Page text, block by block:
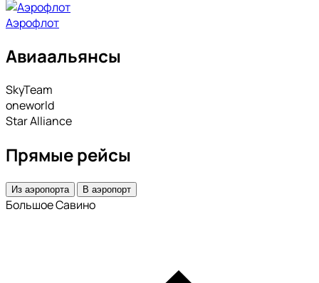
Аэрофлот
Авиаальянсы
SkyTeam
oneworld
Star Alliance
Прямые рейсы
Из аэропорта В аэропорт
Большое Савино